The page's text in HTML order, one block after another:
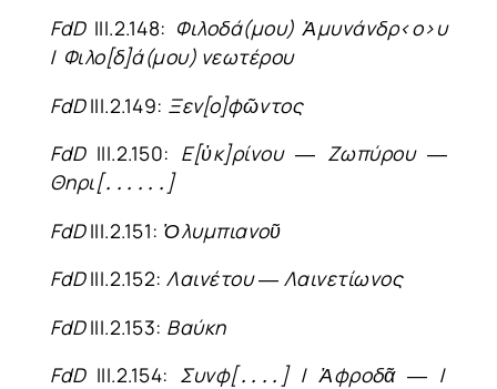
FdD III.2.148: Φιλοδά(μου) Ἀμυνάνδρ<ο>υ
/ Φιλο[δ]ά(μου) νεωτέρου
FdDIII.2.149: Ξεν[ο]φῶντος
FdD III.2.150: Ε[ὐκ]ρίνου― Ζωπύρου―
Θηρι[․․․․․․]
FdDIII.2.151: Ὀλυμπιανοῦ
FdDIII.2.152:Λαινέτου― Λαινετίωνος
FdDIII.2.153: Βαύκη
FdD III.2.154: Συνφ[․․․․]/Ἀφροδᾶ― /